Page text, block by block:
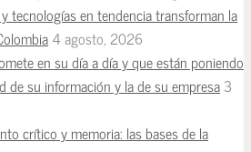
tecnologías en tendencia transforman la
4 agosto, 2026
en su día a día y que están poniendo
de su información y la de su empresa3
crítico y memoria: las bases de la